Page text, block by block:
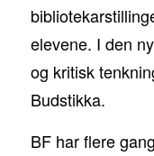
elevene. I den
og kritisk
Budstikka.
BF har flere